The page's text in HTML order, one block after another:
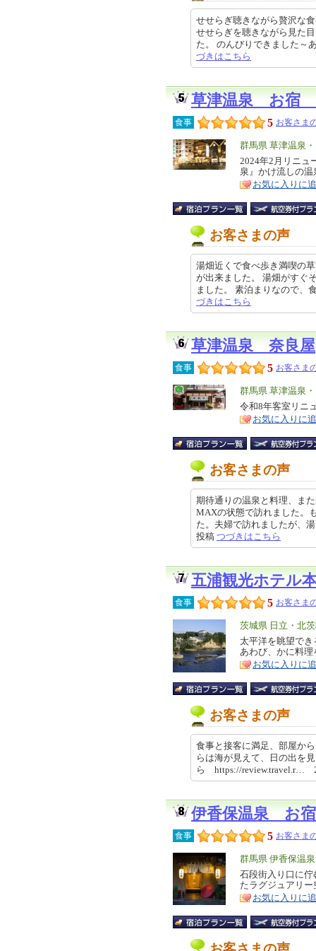
せせらぎ聴きながら贅沢な
せせらぎを聴きながら見た
た。 のんびりできました
づきはこちら
草津温泉 お宿
食事 5 お客さま
エ
リ
ア
群馬県 草津温泉
特
徴
2024年2月リニュ
泉』かけ流しの
お気に入りに
お客さまの声
湯畑近くで食べ歩き満喫の
が出来ました。 湯畑がすぐ
ました。 素泊まりなので
づきはこちら
草津温泉 奈良屋
食事 5 お客さま
エ
リ
ア
群馬県 草津温泉
特
徴
令和8年客室リニ
お気に入りに
お客さまの声
期待通りの温泉と料理、ま
MAXの状態で訪れました。
た。夫婦で訪れましたが、
投稿 つづきはこちら
五浦観光ホテル
食事 5 お客さま
エ
リ
ア
茨城県 日立・北
特
徴
太平洋を眺望で
あわび、かに料
お気に入りに
お客さまの声
食事と接客に満足、部屋か
らは海が見えて、日の出を
ら https://review.travel.r…
伊香保温泉 お
食事 5 お客さま
エ
リ
ア
群馬県 伊香保温
特
徴
石段街入り口に
たラグジュアリー
お気に入りに